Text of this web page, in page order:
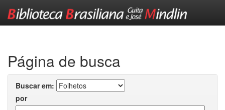
Página de busca
Buscar em:
por